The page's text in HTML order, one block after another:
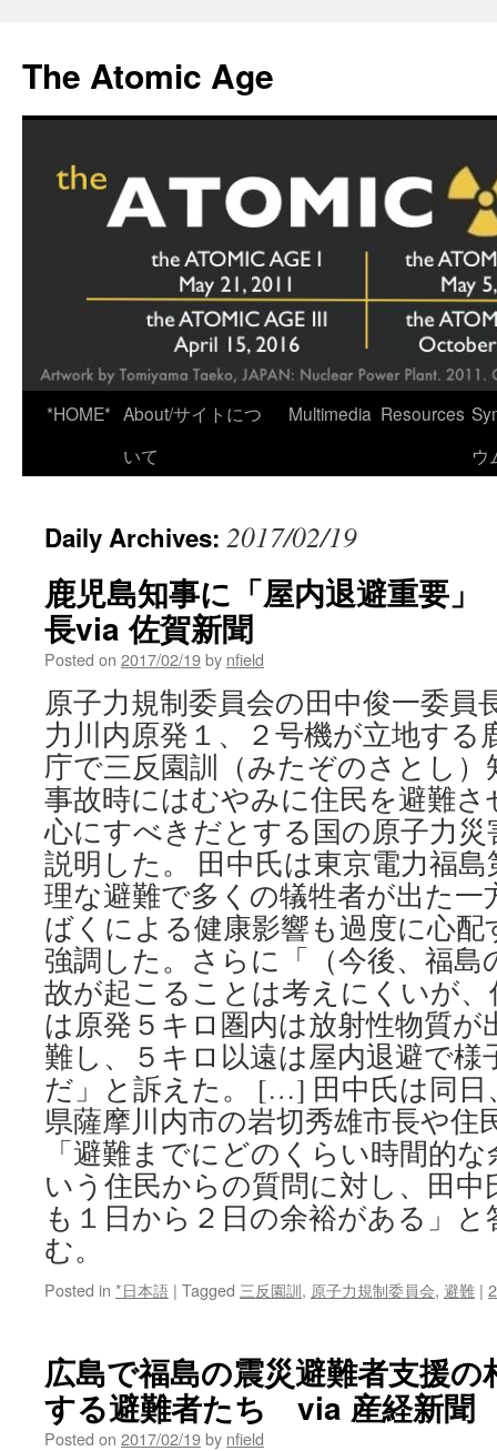
content
The Atomic Age
*HOME* About/サイトにつ
いて
Multimedia Resources
ウ
Daily Archives: 2017/02/19
鹿児島知事に「屋内退避重要
長via 佐賀新聞
Posted on 2017/02/19by nfield
原子力規制委員会の田中俊一委員
力川内原発１、２号機が立地する
庁で三反園訓（みたぞのさとし
事故時にはむやみに住民を避難
心にすべきだとする国の原子力
説明した。 田中氏は東京電力福
理な避難で多くの犠牲者が出た一
ばくによる健康影響も過度に心
強調した。さらに「（今後、福島
故が起こることは考えにくいが
は原発５キロ圏内は放射性物質が
難し、５キロ以遠は屋内退避で様
だ」と訴えた。 […] 田中氏は同日
県薩摩川内市の岩切秀雄市長や住
「避難までにどのくらい時間的
いう住民からの質問に対し、田
も１日から２日の余裕がある」
む。
Posted in *日本語 | Tagged 三反園訓, 原子力規制委員会, 避難 |
広島で福島の震災避難者支援
する避難者たち via 産経新聞
Posted on 2017/02/19by nfield